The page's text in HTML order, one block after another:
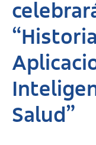
Salud”